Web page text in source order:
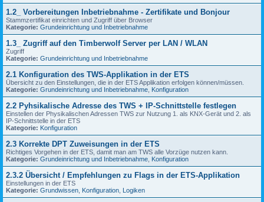
1.2_ Vorbereitungen Inbetriebnahme - Zertifikate und Bonjour
Stammzertifikat einrichten und Zugriff über Browser
Kategorie: Grundeinrichtung und Inbetriebnahme
1.3_ Zugriff auf den Timberwolf Server per LAN / WLAN
Zugriff
Kategorie: Grundeinrichtung und Inbetriebnahme
2.1 Konfiguration des TWS-Applikation in der ETS
Übersicht zu den Einstellungen, die in der ETS Applikation erfolgen können/müssen.
Kategorie: Grundeinrichtung und Inbetriebnahme Konfiguration
2.2 Pyhsikalische Adresse des TWS + IP-Schnittstelle festlegen
Einstellen der Physikalischen Adressen TWS zur Nutzung 1. als KNX-Gerät und 2. als
IP-Schnittstelle in der ETS
Kategorie: Konfiguration
2.3 Korrekte DPT Zuweisungen in der ETS
Richtiges Vorgehen in der ETS, damit man am TWS alle Vorzüge nutzen kann.
Kategorie: Grundeinrichtung und Inbetriebnahme Konfiguration
2.3.2 Übersicht / Empfehlungen zu Flags in der ETS-Applikation
Einstellungen in der ETS
Kategorie: Grundwissen Konfiguration Logiken